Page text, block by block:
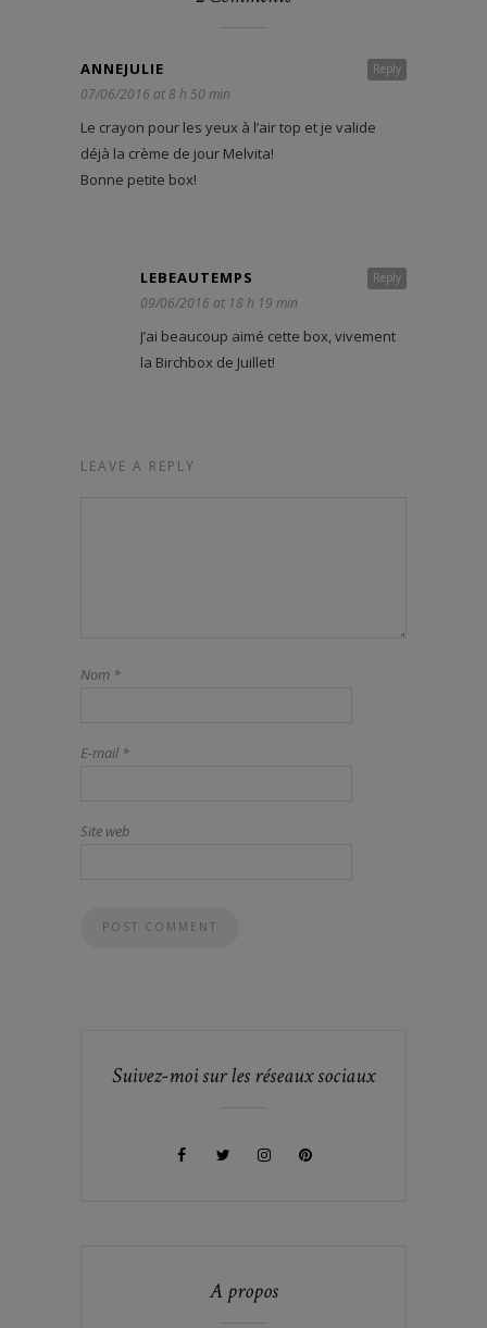
Reply
ANNEJULIE
07/06/2016 at 8 h 50 min
Le crayon pour les yeux à l’air top et je valide
déjà la crème de jour Melvita!
Bonne petite box!
Reply
LEBEAUTEMPS
09/06/2016 at 18 h 19 min
J’ai beaucoup aimé cette box, vivement
la Birchbox de Juillet!
LEAVE A REPLY
Nom *
E-mail*
Site web
Suivez-moi sur les réseaux sociaux
A propos